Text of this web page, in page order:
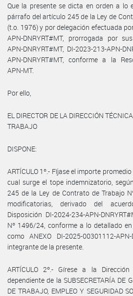
Que la presente se dicta en orden a lo
párrafo del artículo 245 de la Ley de
(t.o. 1976) y por delegación efectuada
APN-DNRYRT#MT, prorrogada por
APN-DNRYRT#MT, DI-2023-213-APN-
APN-DNRYRT#MT, conforme a la
APN-MT.
Por ello,
EL DIRECTOR DE LA DIRECCIÓN
TRABAJO
DISPONE:
ARTÍCULO 1º.- Fíjase el importe
cual surge el tope indemnizatorio,
245 de la Ley de Contrato de Trabajo
modificatorias, derivado del
Disposición DI-2024-234-APN-
Nº 1496/24, conforme a lo detallado
como ANEXO DI-2025-00301112-
integrante de la presente.
ARTÍCULO 2º.- Gírese a la
dependiente de la SUBSECRETARÍA DE
DE TRABAJO, EMPLEO Y SEGURIDAD